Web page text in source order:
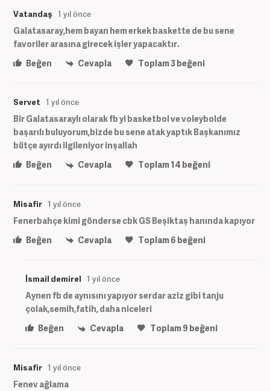
Vatandaş 1 yıl önce
Galatasaray,hem bayan hem erkek baskette de bu sene
favoriler arasına girecek işler yapacaktır.
Beğen
Cevapla Toplam3beğeni
Servet 1 yıl önce
Bir Galatasaraylı olarak fb yi basketbol ve voleybolde
başarılı buluyorum,bizde bu sene atak yaptık Başkanımız
bütçe ayırdı ilgileniyor inşallah
Beğen
Cevapla Toplam14 beğeni
Misafir 1 yıl önce
Fenerbahçe kimi gönderse cbk GS Beşiktaş hanında kapıyor
Beğen
Cevapla Toplam6 beğeni
İsmail demirel 1 yıl önce
Aynen fb de aynısını yapıyor serdar aziz gibi tanju
çolak,semih,fatih, daha niceleri
Beğen
Cevapla Toplam9 beğeni
Misafir 1 yıl önce
Fenev ağlama